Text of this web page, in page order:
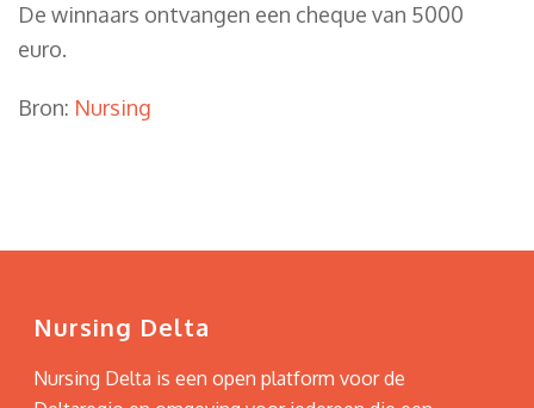
De winnaars ontvangen een cheque van 5000
euro.
Bron: Nursing
Nursing Delta
Nursing Delta is een open platform voor de